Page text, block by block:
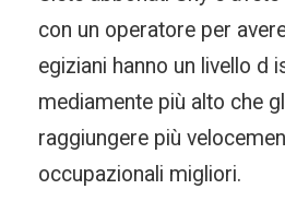
con un operatore per
egiziani hanno un livello d
mediamente più alto che
raggiungere più
occupazionali migliori.